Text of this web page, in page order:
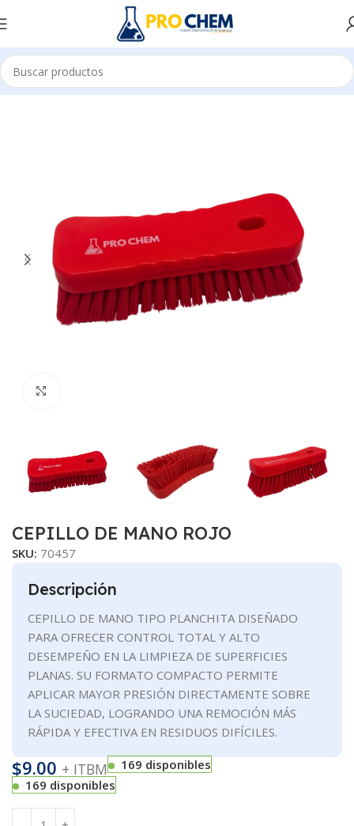
LIMPIEZA CEPILLOS PROFESIONAL Y CODIGO DE COLORES
CEPILLO DE MANO ROJO
SKU: 70457
Descripción
CEPILLO DE MANO TIPO PLANCHITA DISEÑADO
PARA OFRECER CONTROL TOTAL Y ALTO
DESEMPEÑO EN LA LIMPIEZA DE SUPERFICIES
PLANAS. SU FORMATO COMPACTO PERMITE
APLICAR MAYOR PRESIÓN DIRECTAMENTE SOBRE
LA SUCIEDAD, LOGRANDO UNA REMOCIÓN MÁS
RÁPIDA Y EFECTIVA EN RESIDUOS DIFÍCILES.
$9.00 + ITBM
169 disponibles
169 disponibles